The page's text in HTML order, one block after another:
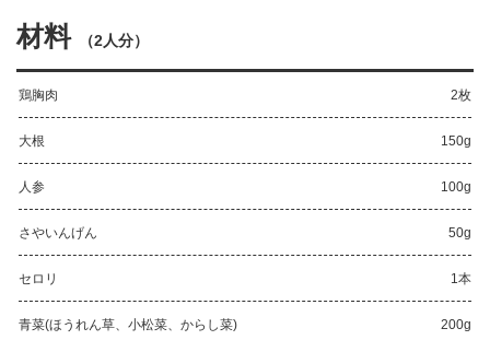
材料 （2人分）
鶏胸肉 2枚
大根 150g
人参 100g
さやいんげん 50g
セロリ 1本
青菜(ほうれん草、小松菜、からし菜) 200g